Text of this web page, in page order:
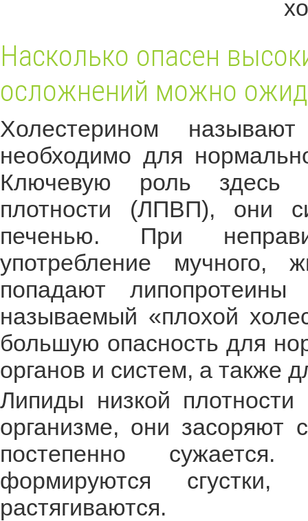
Насколько опасен
осложнений можно
Холестерином
необходимо для
Ключевую роль здесь
плотности (ЛПВП), они
печенью. При
употребление мучного,
попадают
называемый «плохой
большую опасность для
органов и систем, а также
Липиды низкой
организме, они засоряют
постепенно сужается.
формируются сгустки,
растягиваются.